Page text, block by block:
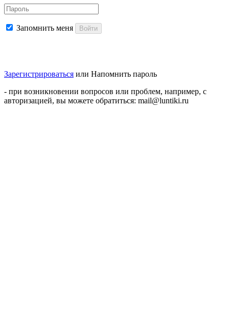
Запомнить меня Войти
Зарегистрироваться или Напомнить пароль
- при возникновении вопросов или проблем, например, с
авторизацией, вы можете обратиться: mail@luntiki.ru